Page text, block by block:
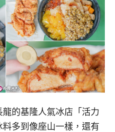
的基隆人氣冰店「活力
多到像座山一樣，還有